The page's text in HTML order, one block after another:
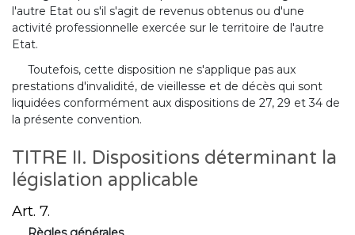
l'autre Etat ou s'il s'agit de revenus obtenus ou d'une
activité professionnelle exercée sur le territoire de l'autre
Etat.
Toutefois, cette disposition ne s'applique pas aux
prestations d'invalidité, de vieillesse et de décès qui sont
liquidées conformément aux dispositions de 27, 29 et 34 de
la présente convention.
TITRE II. Dispositions déterminant la
législation applicable
Art. 7.